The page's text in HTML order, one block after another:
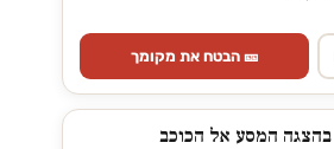
🎫 הבטח את מקומך
בהצגה המסע אל הכוכב